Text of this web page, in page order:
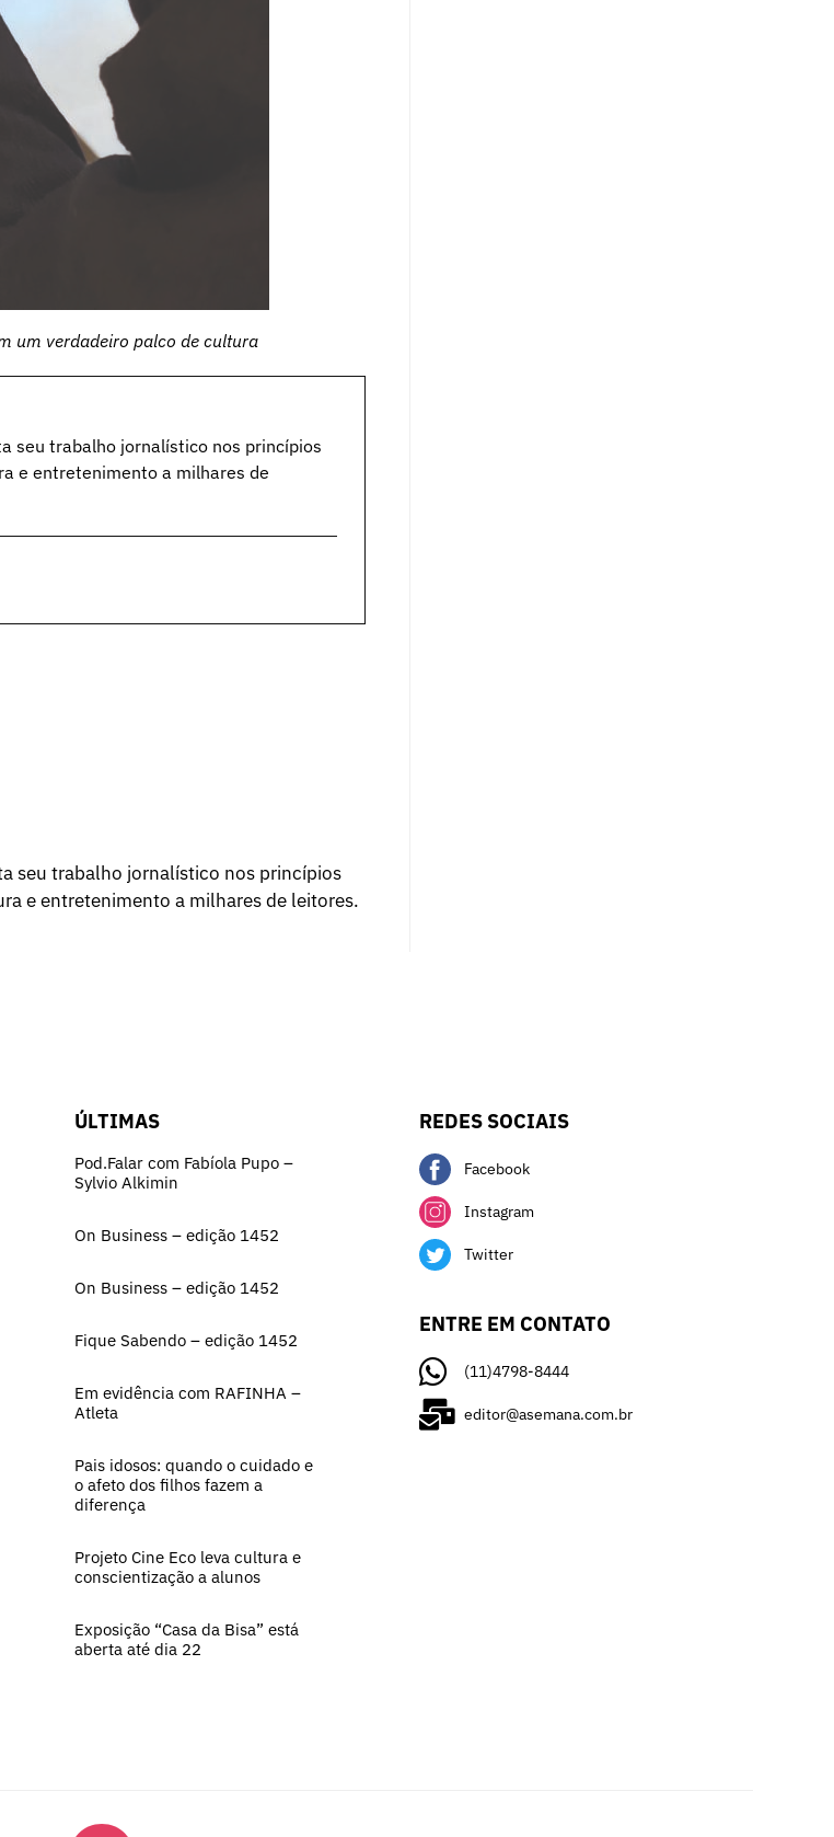
um verdadeiro palco de cultura
seu trabalho jornalístico nos princípios
e entretenimento a milhares de
seu trabalho jornalístico nos princípios
e entretenimento a milhares de leitores.
ÚLTIMAS
Pod.Falar com Fabíola Pupo –
Sylvio Alkimin
On Business – edição 1452
On Business – edição 1452
Fique Sabendo – edição 1452
Em evidência com RAFINHA –
Atleta
Pais idosos: quando o cuidado e
o afeto dos filhos fazem a
diferença
Projeto Cine Eco leva cultura e
conscientização a alunos
Exposição “Casa da Bisa” está
aberta até dia 22
REDES SOCIAIS
Facebook
Instagram
Twitter
ENTRE EM CONTATO
(11)4798-8444
editor@asemana.com.br